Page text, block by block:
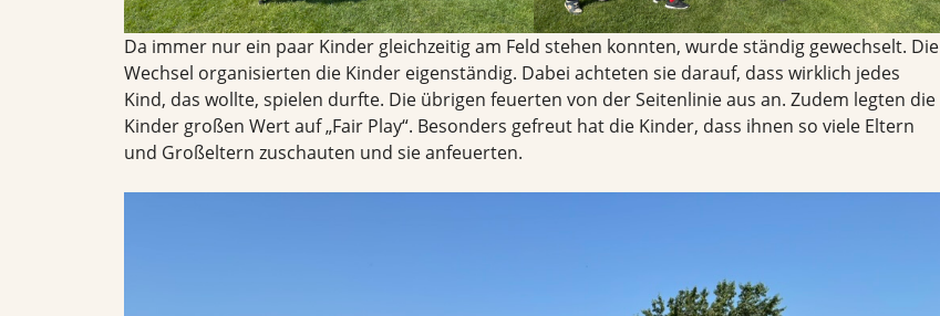
Da immer nur ein paar Kinder gleichzeitig am Feld stehen konnten, wurde ständig gewechselt. Die
Wechsel organisierten die Kinder eigenständig. Dabei achteten sie darauf, dass wirklich jedes
Kind, das wollte, spielen durfte. Die übrigen feuerten von der Seitenlinie aus an. Zudem legten die
Kinder großen Wert auf „Fair Play“. Besonders gefreut hat die Kinder, dass ihnen so viele Eltern
und Großeltern zuschauten und sie anfeuerten.